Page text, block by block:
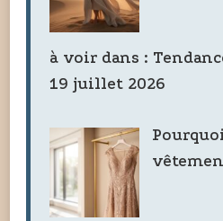
à voir dans :
19 juillet 2026